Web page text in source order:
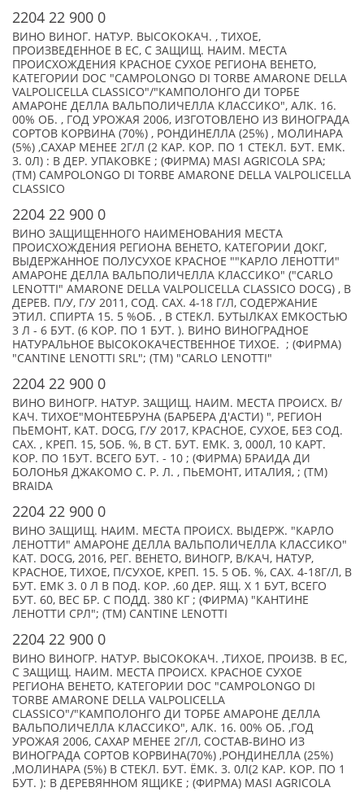
2204 22 900 0
ВИНО ВИНОГ. НАТУР. ВЫСОКОКАЧ. , ТИХОЕ,
ПРОИЗВЕДЕННОЕ В ЕС, C ЗАЩИЩ. НАИМ. МЕСТА
ПРОИСХОЖДЕНИЯ КРАСНОЕ СУХОЕ РЕГИОНА ВЕНЕТО,
КАТЕГОРИИ DOC "CAMPOLONGO DI TORBE AMARONE DELLA
VALPOLICELLA CLASSICO"/"КАМПОЛОНГО ДИ ТОРБЕ
АМАРОНЕ ДЕЛЛА ВАЛЬПОЛИЧЕЛЛА КЛАССИКО", АЛК. 16.
00% ОБ. , ГОД УРОЖАЯ 2006, ИЗГОТОВЛЕНО ИЗ ВИНОГРАДА
СОРТОВ КОРВИНА (70%) , РОНДИНЕЛЛА (25%) , МОЛИНАРА
(5%) ,САХАР МЕНЕЕ 2Г/Л (2 КАР. КОР. ПО 1 СТЕКЛ. БУТ. ЕМК.
3. 0Л) : В ДЕР. УПАКОВКЕ ; (ФИРМА) MASI AGRICOLA SPA;
(TM) CAMPOLONGO DI TORBE AMARONE DELLA VALPOLICELLA
CLASSICO
2204 22 900 0
ВИНО ЗАЩИЩЕННОГО НАИМЕНОВАНИЯ МЕСТА
ПРОИСХОЖДЕНИЯ РЕГИОНА ВЕНЕТО, КАТЕГОРИИ ДОКГ,
ВЫДЕРЖАННОЕ ПОЛУСУХОЕ КРАСНОЕ ""КАРЛО ЛЕНОТТИ"
АМАРОНЕ ДЕЛЛА ВАЛЬПОЛИЧЕЛЛА КЛАССИКО" ("CARLO
LENOTTI" AMARONE DELLA VALPOLICELLA CLASSICO DOCG) , В
ДЕРЕВ. П/У, Г/У 2011, СОД. САХ. 4-18 Г/Л, СОДЕРЖАНИЕ
ЭТИЛ. СПИРТА 15. 5 %ОБ. , В СТЕКЛ. БУТЫЛКАХ ЕМКОСТЬЮ
3 Л - 6 БУТ. (6 КОР. ПО 1 БУТ. ). ВИНО ВИНОГРАДНОЕ
НАТУРАЛЬНОЕ ВЫСОКОКАЧЕСТВЕННОЕ ТИХОЕ. ; (ФИРМА)
"CANTINE LENOTTI SRL"; (TM) "CARLO LENOTTI"
2204 22 900 0
ВИНО ВИНОГР. НАТУР. ЗАЩИЩ. НАИМ. МЕСТА ПРОИСХ. В/
КАЧ. ТИХОЕ"МОНТЕБРУНА (БАРБЕРА Д'АСТИ) ", РЕГИОН
ПЬЕМОНТ, КАТ. DOCG, Г/У 2017, КРАСНОЕ, СУХОЕ, БЕЗ СОД.
САХ. , КРЕП. 15, 5ОБ. %, В СТ. БУТ. ЕМК. 3, 000Л, 10 КАРТ.
КОР. ПО 1БУТ. ВСЕГО БУТ. - 10 ; (ФИРМА) БРАИДА ДИ
БОЛОНЬЯ ДЖАКОМО С. Р. Л. , ПЬЕМОНТ, ИТАЛИЯ, ; (TM)
BRAIDA
2204 22 900 0
ВИНО ЗАЩИЩ. НАИМ. МЕСТА ПРОИСХ. ВЫДЕРЖ. "КАРЛО
ЛЕНОТТИ" АМАРОНЕ ДЕЛЛА ВАЛЬПОЛИЧЕЛЛА КЛАССИКО"
КАТ. DOCG, 2016, РЕГ. ВЕНЕТО, ВИНОГР, В/КАЧ, НАТУР,
КРАСНОЕ, ТИХОЕ, П/СУХОЕ, КРЕП. 15. 5 ОБ. %, САХ. 4-18Г/Л, В
БУТ. ЕМК 3. 0 Л В ПОД. КОР. ,60 ДЕР. ЯЩ. Х 1 БУТ, ВСЕГО
БУТ. 60, ВЕС БР. С ПОДД. 380 КГ ; (ФИРМА) "КАНТИНЕ
ЛЕНОТТИ СРЛ"; (TM) CANTINE LENOTTI
2204 22 900 0
ВИНО ВИНОГР. НАТУР. ВЫСОКОКАЧ. ,ТИХОЕ, ПРОИЗВ. В ЕС,
C ЗАЩИЩ. НАИМ. МЕСТА ПРОИСХ. КРАСНОЕ СУХОЕ
РЕГИОНА ВЕНЕТО, КАТЕГОРИИ DOC "CAMPOLONGO DI
TORBE AMARONE DELLA VALPOLICELLA
CLASSICO"/"КАМПОЛОНГО ДИ ТОРБЕ АМАРОНЕ ДЕЛЛА
ВАЛЬПОЛИЧЕЛЛА КЛАССИКО", АЛК. 16. 00% ОБ. ,ГОД
УРОЖАЯ 2006, САХАР МЕНЕЕ 2Г/Л, СОСТАВ-ВИНО ИЗ
ВИНОГРАДА СОРТОВ КОРВИНА(70%) ,РОНДИНЕЛЛА (25%)
,МОЛИНАРА (5%) В СТЕКЛ. БУТ. ЁМК. 3. 0Л(2 КАР. КОР. ПО 1
БУТ. ): В ДЕРЕВЯННОМ ЯЩИКЕ ; (ФИРМА) MASI AGRICOLA